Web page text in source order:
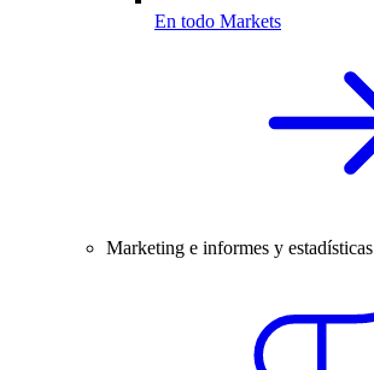
En todo Markets
Marketing e informes y estadísticas